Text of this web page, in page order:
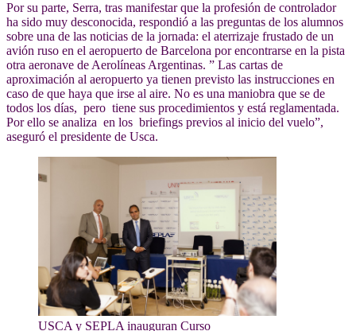
Por su parte, Serra, tras manifestar que la profesión de controlador
ha sido muy desconocida, respondió a las preguntas de los alumnos
sobre una de las noticias de la jornada: el aterrizaje frustado de un
avión ruso en el aeropuerto de Barcelona por encontrarse en la pista
otra aeronave de Aerolíneas Argentinas. ” Las cartas de
aproximación al aeropuerto ya tienen previsto las instrucciones en
caso de que haya que irse al aire. No es una maniobra que se de
todos los días, pero tiene sus procedimientos y está reglamentada.
Por ello se analiza en los briefings previos al inicio del vuelo”,
aseguró el presidente de Usca.
USCA y SEPLA inauguran Curso